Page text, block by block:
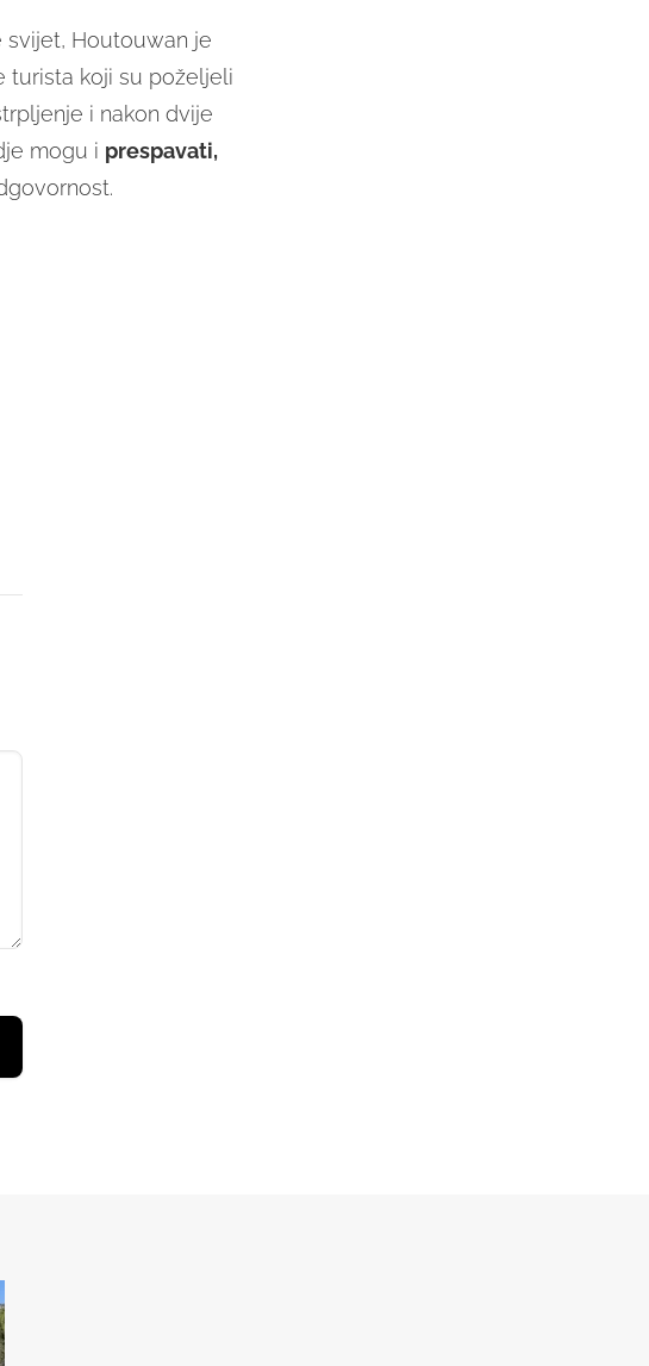
svijet, Houtouwan je
turista koji su poželjeli
i nakon dvije
mogu i prespavati,